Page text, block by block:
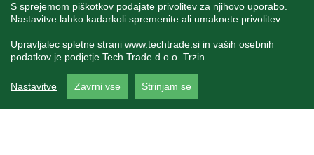
S sprejemom piškotkov podajate privolitev za njihovo uporabo.
Nastavitve lahko kadarkoli spremenite ali umaknete privolitev.
Upravljalec spletne strani www.techtrade.si in vaših osebnih
podatkov je podjetje Tech Trade d.o.o. Trzin.
Nastavitve Zavrni vse Strinjam se
pravilne in verodostojne podatke. V kolikor na naši
spletni strani zasledite napačne oziroma neustrezne
podatke ali slike, vas prosimo, da nam to sporočite na